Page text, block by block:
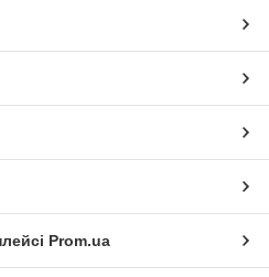
Prom.ua